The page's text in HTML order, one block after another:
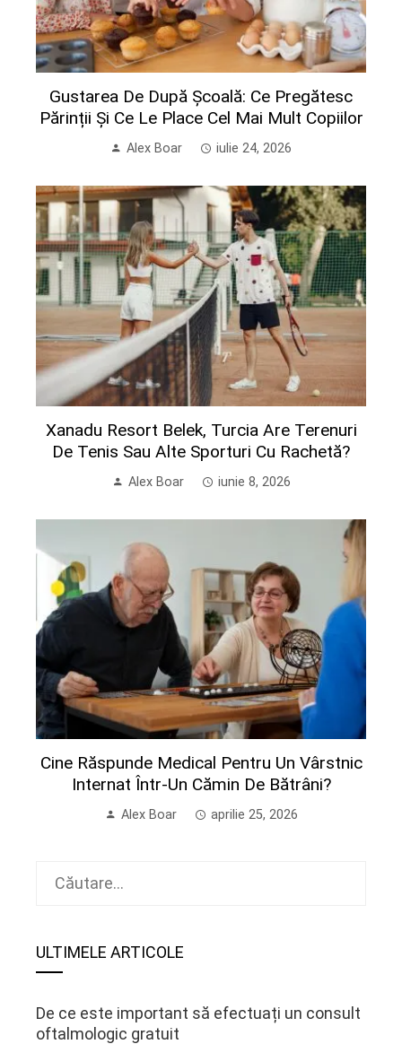
Gustarea De După Școală: Ce Pregătesc
Părinții Și Ce Le Place Cel Mai Mult Copiilor
Alex Boar iulie 24, 2026
Xanadu Resort Belek, Turcia Are Terenuri
De Tenis Sau Alte Sporturi Cu Rachetă?
Alex Boar iunie 8, 2026
Cine Răspunde Medical Pentru Un Vârstnic
Internat Într-Un Cămin De Bătrâni?
Alex Boar aprilie 25, 2026
Caută
ULTIMELE ARTICOLE
De ce este important să efectuați un consult
oftalmologic gratuit